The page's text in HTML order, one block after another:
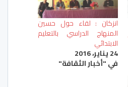
انزكان : لقاء حول حسين
المنهاج الدراسي بالتعليم
الابتدائي
24 يناير، 2016
في "أخبار الثقافة"